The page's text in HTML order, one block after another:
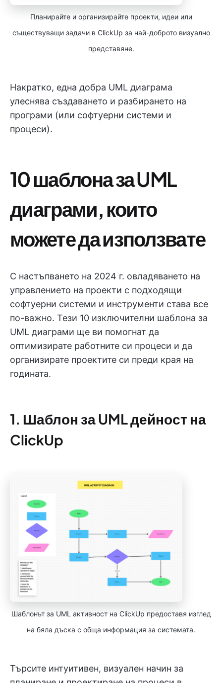
Планирайте и организирайте проекти, идеи или
съществуващи задачи в ClickUp за най-доброто визуално
представяне.
Накратко, една добра UML диаграма
улеснява създаването и разбирането на
програми (или софтуерни системи и
процеси).
10 шаблона за UML
диаграми, които
можете да използвате
С настъпването на 2024 г. овладяването на
управлението на проекти с подходящи
софтуерни системи и инструменти става все
по-важно. Тези 10 изключителни шаблона за
UML диаграми ще ви помогнат да
оптимизирате работните си процеси и да
организирате проектите си преди края на
годината.
1. Шаблон за UML дейност на
ClickUp
Шаблонът за UML активност на ClickUp предоставя изглед
на бяла дъска с обща информация за системата.
Търсите интуитивен, визуален начин за